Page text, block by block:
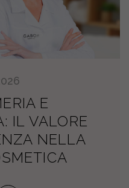
E
IL VALORE
NELLA